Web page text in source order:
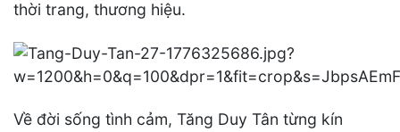
thời trang, thương hiệu.
Về đời sống tình cảm, Tăng Duy Tân từng kín